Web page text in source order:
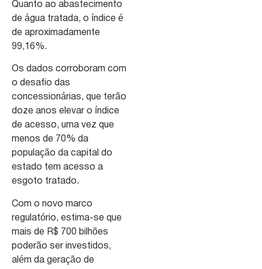
Quanto ao abastecimento
de água tratada, o índice é
de aproximadamente
99,16%.
Os dados corroboram com
o desafio das
concessionárias, que terão
doze anos elevar o índice
de acesso, uma vez que
menos de 70% da
população da capital do
estado tem acesso a
esgoto tratado.
Com o novo marco
regulatório, estima-se que
mais de R$ 700 bilhões
poderão ser investidos,
além da geração de